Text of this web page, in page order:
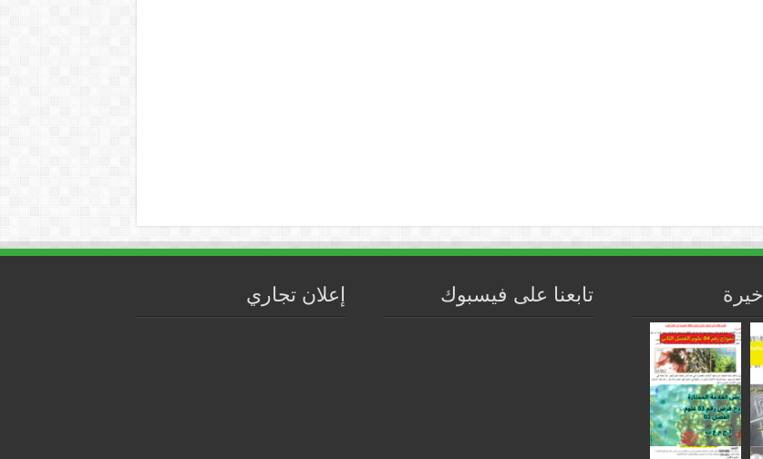
تابعنا على فيسبوك إعلان تجاري